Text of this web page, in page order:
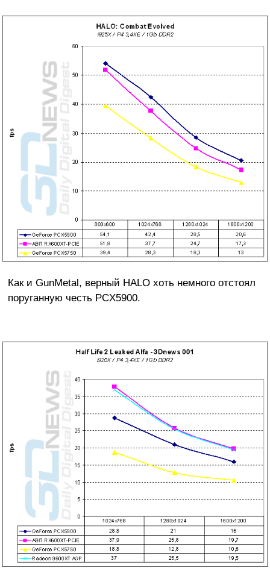
Как и GunMetal, верный HALO хоть немного отстоял
поруганную честь PCX5900.